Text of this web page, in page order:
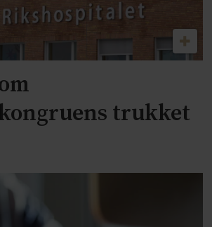
trukket